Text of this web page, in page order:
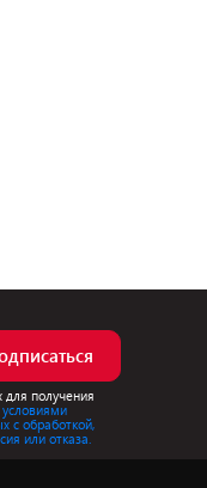
получения
условиями
с обработкой,
или отказа.